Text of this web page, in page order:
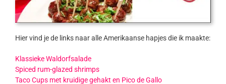
Hier vind je de links naar alle Amerikaanse hapjes die ik maakte:
Klassieke Waldorfsalade
Spiced rum-glazed shrimps
Taco Cups met kruidige gehakt en Pico de Gallo